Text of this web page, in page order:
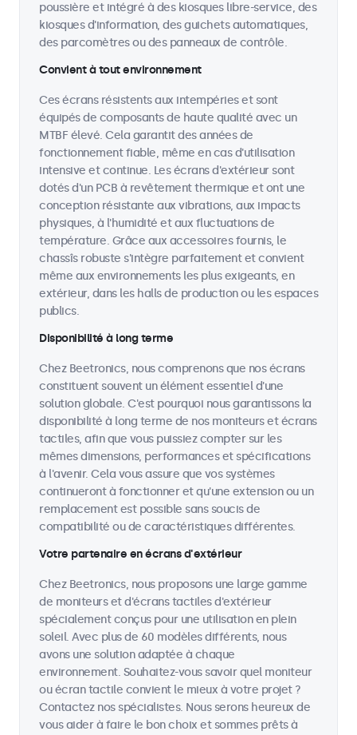
poussière et intégré à des kiosques libre-service, des
kiosques d'information, des guichets automatiques,
des parcomètres ou des panneaux de contrôle.
Convient à tout environnement
Ces écrans résistents aux intempéries et sont
équipés de composants de haute qualité avec un
MTBF élevé. Cela garantit des années de
fonctionnement fiable, même en cas d'utilisation
intensive et continue. Les écrans d'extérieur sont
dotés d'un PCB à revêtement thermique et ont une
conception résistante aux vibrations, aux impacts
physiques, à l'humidité et aux fluctuations de
température. Grâce aux accessoires fournis, le
chassîs robuste s'intègre parfaitement et convient
même aux environnements les plus exigeants, en
extérieur, dans les halls de production ou les espaces
publics.
Disponibilité à long terme
Chez Beetronics, nous comprenons que nos écrans
constituent souvent un élément essentiel d'une
solution globale. C'est pourquoi nous garantissons la
disponibilité à long terme de nos moniteurs et écrans
tactiles, afin que vous puissiez compter sur les
mêmes dimensions, performances et spécifications
à l'avenir. Cela vous assure que vos systèmes
continueront à fonctionner et qu'une extension ou un
remplacement est possible sans soucis de
compatibilité ou de caractéristiques différentes.
Votre partenaire en écrans d'extérieur
Chez Beetronics, nous proposons une large gamme
de moniteurs et d'écrans tactiles d'extérieur
spécialement conçus pour une utilisation en plein
soleil. Avec plus de 60 modèles différents, nous
avons une solution adaptée à chaque
environnement. Souhaitez-vous savoir quel moniteur
ou écran tactile convient le mieux à votre projet ?
Contactez nos spécialistes. Nous serons heureux de
vous aider à faire le bon choix et sommes prêts à